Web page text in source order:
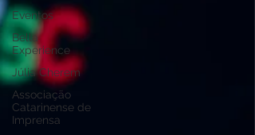
Eventos
Bella
Experience
Júlia Cherem
Associação
Catarinense de
Imprensa